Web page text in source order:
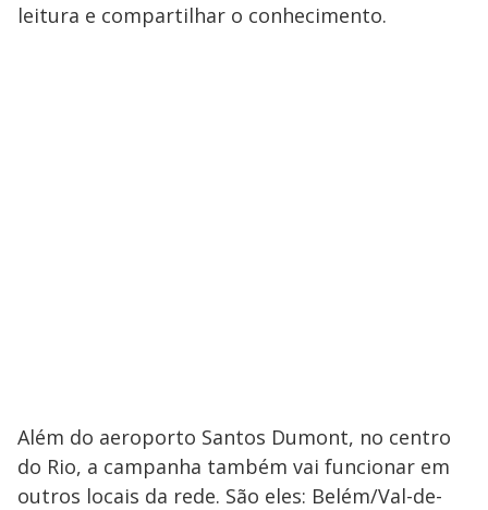
leitura e compartilhar o conhecimento.
Além do aeroporto Santos Dumont, no centro
do Rio, a campanha também vai funcionar em
outros locais da rede. São eles: Belém/Val-de-